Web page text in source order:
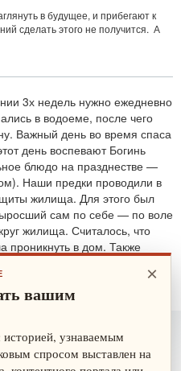
в будущее, и прибегают к
сделать этого не получится. А
3х недель нужно ежедневно
в водоеме, после чего
Важный день во время спаса
день воспевают Богинь
блюдо на празднестве —
Наши предки проводили в
жилища. Для этого был
сам по себе — по воле
жилища. Считалось, что
проникнуть в дом. Также
злобных духов.
×
вашим
узнаваемым
спросом выставлен на